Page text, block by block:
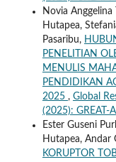
Novia Anggelina
Hutapea,
Pasaribu,
PENELITIAN
MENULIS
PENDIDIKAN
2025 , Global
(2025): GREAT-
Ester Guseni
Hutapea, Andar
KORUPTOR